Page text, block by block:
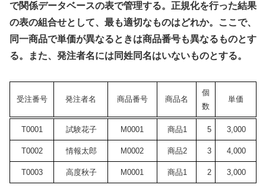
で関係データベースの表で管理する。正規化を行った結果
の表の組合せとして、最も適切なものはどれか。ここで、
同一商品で単価が異なるときは商品番号も異なるものとす
る。また、発注者名には同姓同名はいないものとする。
受注番号 発注者名 商品番号 商品名
個
数
単価
T0001 試験花子 M0001 商品1 5 3,000
T0002 情報太郎 M0002 商品2 3 4,000
T0003 高度秋子 M0001 商品1 2 3,000